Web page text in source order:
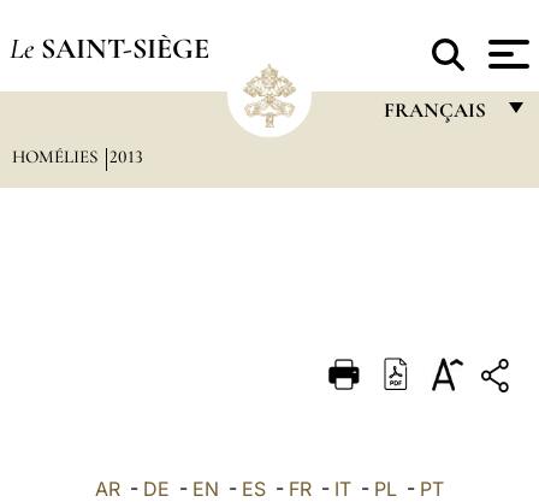
Le SAINT-SIÈGE
FRANÇAIS
DEUTSCH
العربيّة
HOMÉLIES 2013
AR - DE - EN - ES - FR - IT - PL - PT